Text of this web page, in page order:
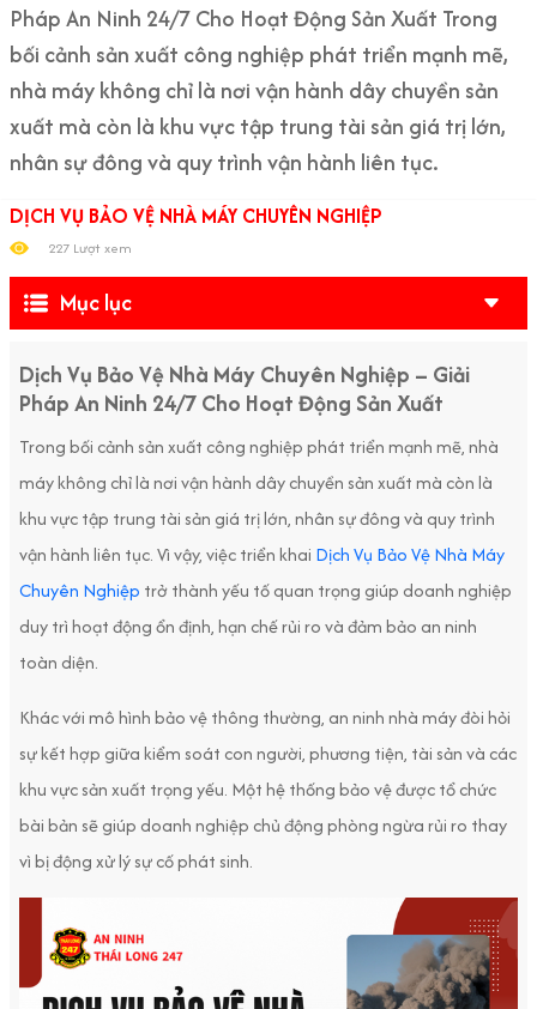
Pháp An Ninh 24/7 Cho Hoạt Động Sản Xuất Trong
bối cảnh sản xuất công nghiệp phát triển mạnh mẽ,
nhà máy không chỉ là nơi vận hành dây chuyền sản
xuất mà còn là khu vực tập trung tài sản giá trị lớn,
nhân sự đông và quy trình vận hành liên tục.
DỊCH VỤ BẢO VỆ NHÀ MÁY CHUYÊN NGHIỆP
227 Lượt xem
Mục lục
Dịch Vụ Bảo Vệ Nhà Máy Chuyên Nghiệp – Giải
Pháp An Ninh 24/7 Cho Hoạt Động Sản Xuất
Trong bối cảnh sản xuất công nghiệp phát triển mạnh mẽ, nhà
máy không chỉ là nơi vận hành dây chuyền sản xuất mà còn là
khu vực tập trung tài sản giá trị lớn, nhân sự đông và quy trình
vận hành liên tục. Vì vậy, việc triển khai Dịch Vụ Bảo Vệ Nhà Máy
Chuyên Nghiệp trở thành yếu tố quan trọng giúp doanh nghiệp
duy trì hoạt động ổn định, hạn chế rủi ro và đảm bảo an ninh
toàn diện.
Khác với mô hình bảo vệ thông thường, an ninh nhà máy đòi hỏi
sự kết hợp giữa kiểm soát con người, phương tiện, tài sản và các
khu vực sản xuất trọng yếu. Một hệ thống bảo vệ được tổ chức
bài bản sẽ giúp doanh nghiệp chủ động phòng ngừa rủi ro thay
vì bị động xử lý sự cố phát sinh.